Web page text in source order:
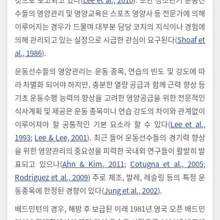
수들의 영양관리 및 영양교육은 스포츠 영양사 등 전문가에 의해
이루어지는 경우가 드물며 대부분 담당 코치의 지식이나 경험에
의해 관리되고 있는 실정으로 시급한 관심이 요구된다(Shoaf et
al., 1986).
운동선수들의 영양관리는 운동 종목, 연습의 빈도 및 강도에 따
라 차별화 되어야 하지만, 충분한 열량 공급과 함께 근력 향상 등
기초 운동수행 능력의 향상을 고려한 영양공급을 위한 전문적인
식사계획 및 제공은 운동 종목이나 연습 강도의 차이와 관계없이
이루어져야 할 공통적인 기본 요소라 할 수 있다(Lee et al.,
1993; Lee & Lee, 2001). 최근 들어 운동선수들의 경기력 향상
을 위한 영양관리의 중요성을 피력한 국내외 연구들이 활발히 발
표되고 있으나(Ahn & Kim, 2011; Cotugna et al., 2005;
Rodriguez et al., 2009) 주로 체조, 발레, 레슬링 등의 특정 운
동종목에 한정된 경향이 있다(Jung et al., 2002).
배드민턴의 경우, 해방 후 보급된 이래 1981년 영국 오픈 배드민